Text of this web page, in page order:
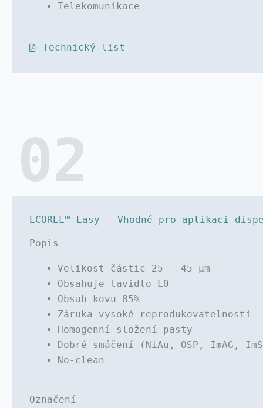
Telekomunikace
Technický list
02
ECOREL™ Easy - Vhodné pro aplikaci
Popis
Velikost částic 25 – 45 µm
Obsahuje tavidlo L0
Obsah kovu 85%
Záruka vysoké reprodukovatelnosti
Homogenní složení pasty
Dobré smáčení (NiAu, OSP, ImAG,
No-clean
Označení